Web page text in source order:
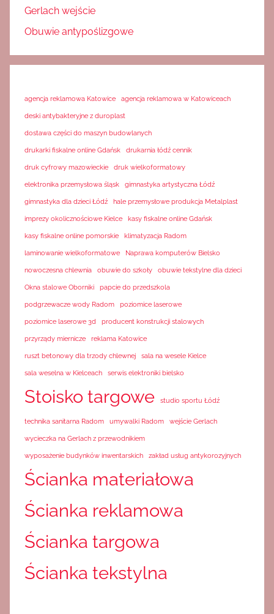
Gerlach wejście
Obuwie antypoślizgowe
agencja reklamowa Katowice agencja reklamowa w Katowiceach
deski antybakteryjne z duroplast
dostawa części do maszyn budowlanych
drukarki fiskalne online Gdańsk drukarnia łódź cennik
druk cyfrowy mazowieckie druk wielkoformatowy
elektronika przemysłowa śląsk gimnastyka artystyczna Łódź
gimnastyka dla dzieci Łódź hale przemysłowe produkcja Metalplast
imprezy okolicznościowe Kielce kasy fiskalne online Gdańsk
kasy fiskalne online pomorskie klimatyzacja Radom
laminowanie wielkoformatowe Naprawa komputerów Bielsko
nowoczesna chlewnia obuwie do szkoły obuwie tekstylne dla dzieci
Okna stalowe Oborniki papcie do przedszkola
podgrzewacze wody Radom poziomice laserowe
poziomice laserowe 3d producent konstrukcji stalowych
przyrządy miernicze reklama Katowice
ruszt betonowy dla trzody chlewnej sala na wesele Kielce
sala weselna w Kielceach serwis elektroniki bielsko
Stoisko targowe studio sportu Łódź
technika sanitarna Radom umywalki Radom wejście Gerlach
wycieczka na Gerlach z przewodnikiem
wyposażenie budynków inwentarskich zakład usług antykorozyjnych
Ścianka materiałowa
Ścianka reklamowa
Ścianka targowa
Ścianka tekstylna